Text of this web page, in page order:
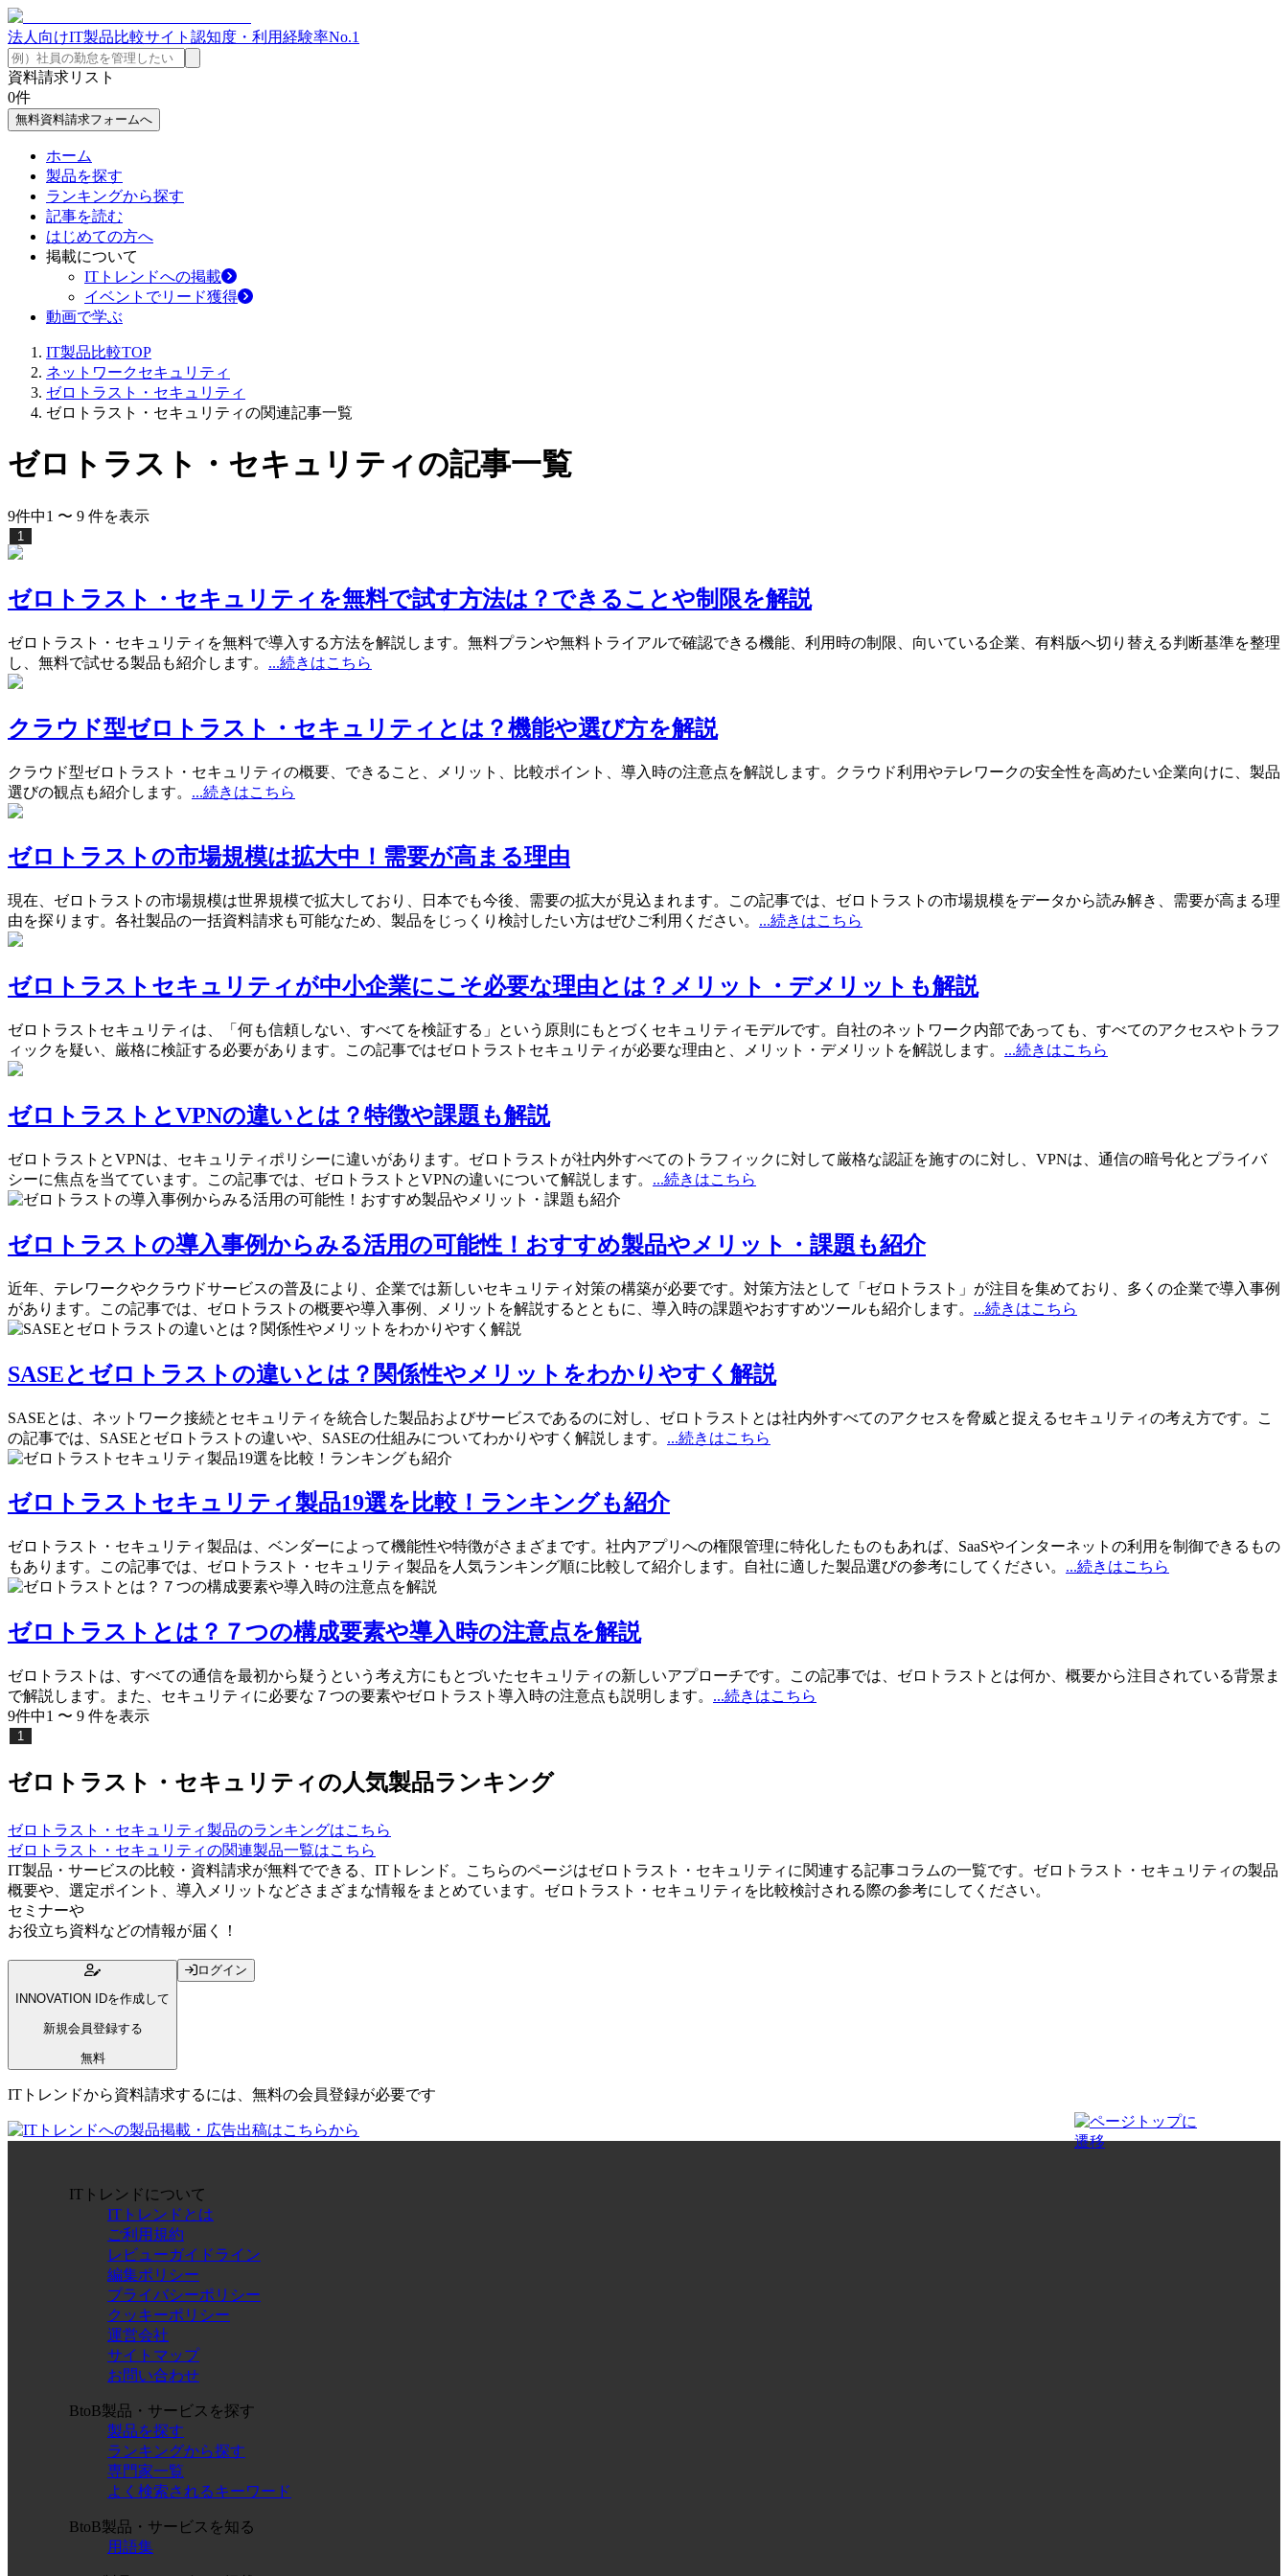
法人向けIT製品比較サイト 認知度・利用経験率No.1
資料請求リスト
0件
無料資料請求フォームへ
ホーム
製品を探す
ランキングから探す
記事を読む
はじめての方へ
掲載について
ITトレンドへの掲載
イベントでリード獲得
動画で学ぶ
IT製品比較TOP
ネットワークセキュリティ
ゼロトラスト・セキュリティ
ゼロトラスト・セキュリティの関連記事一覧
ゼロトラスト・セキュリティの記事一覧
9件中1 〜 9 件を表示
1
ゼロトラスト・セキュリティを無料で試す方法は？できることや制限を解説
ゼロトラスト・セキュリティを無料で導入する方法を解説します。無料プランや無料トライアルで確認できる機能、利用時の制限、向いている企業、有料版へ切り替える判断基準を整理
し、無料で試せる製品も紹介します。 ...続きはこちら
クラウド型ゼロトラスト・セキュリティとは？機能や選び方を解説
クラウド型ゼロトラスト・セキュリティの概要、できること、メリット、比較ポイント、導入時の注意点を解説します。クラウド利用やテレワークの安全性を高めたい企業向けに、製品
選びの観点も紹介します。 ...続きはこちら
ゼロトラストの市場規模は拡大中！需要が高まる理由
現在、ゼロトラストの市場規模は世界規模で拡大しており、日本でも今後、需要の拡大が見込まれます。この記事では、ゼロトラストの市場規模をデータから読み解き、需要が高まる理
由を探ります。各社製品の一括資料請求も可能なため、製品をじっくり検討したい方はぜひご利用ください。 ...続きはこちら
ゼロトラストセキュリティが中小企業にこそ必要な理由とは？メリット・デメリットも解説
ゼロトラストセキュリティは、「何も信頼しない、すべてを検証する」という原則にもとづくセキュリティモデルです。自社のネットワーク内部であっても、すべてのアクセスやトラフ
ィックを疑い、厳格に検証する必要があります。この記事ではゼロトラストセキュリティが必要な理由と、メリット・デメリットを解説します。 ...続きはこちら
ゼロトラストとVPNの違いとは？特徴や課題も解説
ゼロトラストとVPNは、セキュリティポリシーに違いがあります。ゼロトラストが社内外すべてのトラフィックに対して厳格な認証を施すのに対し、VPNは、通信の暗号化とプライバ
シーに焦点を当てています。この記事では、ゼロトラストとVPNの違いについて解説します。 ...続きはこちら
ゼロトラストの導入事例からみる活用の可能性！おすすめ製品やメリット・課題も紹介
近年、テレワークやクラウドサービスの普及により、企業では新しいセキュリティ対策の構築が必要です。対策方法として「ゼロトラスト」が注目を集めており、多くの企業で導入事例
があります。この記事では、ゼロトラストの概要や導入事例、メリットを解説するとともに、導入時の課題やおすすめツールも紹介します。 ...続きはこちら
SASEとゼロトラストの違いとは？関係性やメリットをわかりやすく解説
SASEとは、ネットワーク接続とセキュリティを統合した製品およびサービスであるのに対し、ゼロトラストとは社内外すべてのアクセスを脅威と捉えるセキュリティの考え方です。こ
の記事では、SASEとゼロトラストの違いや、SASEの仕組みについてわかりやすく解説します。 ...続きはこちら
ゼロトラストセキュリティ製品19選を比較！ランキングも紹介
ゼロトラスト・セキュリティ製品は、ベンダーによって機能性や特徴がさまざまです。社内アプリへの権限管理に特化したものもあれば、SaaSやインターネットの利用を制御できるもの
もあります。この記事では、ゼロトラスト・セキュリティ製品を人気ランキング順に比較して紹介します。自社に適した製品選びの参考にしてください。 ...続きはこちら
ゼロトラストとは？７つの構成要素や導入時の注意点を解説
ゼロトラストは、すべての通信を最初から疑うという考え方にもとづいたセキュリティの新しいアプローチです。この記事では、ゼロトラストとは何か、概要から注目されている背景ま
で解説します。また、セキュリティに必要な７つの要素やゼロトラスト導入時の注意点も説明します。 ...続きはこちら
9件中1 〜 9 件を表示
1
ゼロトラスト・セキュリティの人気製品ランキング
ゼロトラスト・セキュリティ製品のランキングはこちら
ゼロトラスト・セキュリティの関連製品一覧はこちら
IT製品・サービスの比較・資料請求が無料でできる、ITトレンド。こちらのページはゼロトラスト・セキュリティに関連する記事コラムの一覧です。ゼロトラスト・セキュリティの製品
概要や、選定ポイント、導入メリットなどさまざまな情報をまとめています。ゼロトラスト・セキュリティを比較検討される際の参考にしてください。
セミナーや
お役立ち資料などの情報が届く！
INNOVATION IDを作成して
新規会員登録する
無料
ログイン
ITトレンドから資料請求するには、無料の会員登録が必要です
ITトレンドについて
ITトレンドとは
ご利用規約
レビューガイドライン
編集ポリシー
プライバシーポリシー
クッキーポリシー
運営会社
サイトマップ
お問い合わせ
BtoB製品・サービスを探す
製品を探す
ランキングから探す
専門家一覧
よく検索されるキーワード
BtoB製品・サービスを知る
用語集